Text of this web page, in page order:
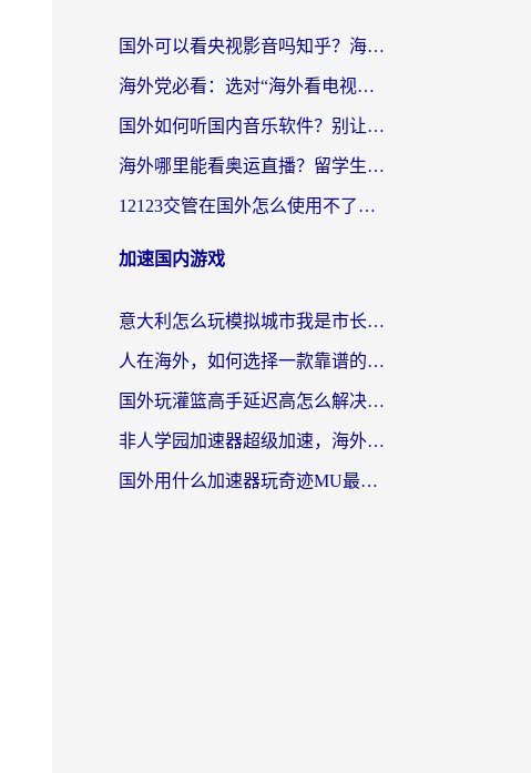
国外可以看央视影音吗知乎？海外党亲测有效的回国加速方案
海外党必看：选对“海外看电视剧软件”，再也不用愁国内剧刷不了
国外如何听国内音乐软件？别让地域限制，断了你的中文歌单
海外哪里能看奥运直播？留学生&海外华人必看的体育赛事观赛终极指南
12123交管在国外怎么使用不了？海外华人必看的无缝访问国内资源指南
加速国内游戏
意大利怎么玩模拟城市我是市长？海外党国服游戏加速终极攻略（附三国3量子特攻解决办法）
人在海外，如何选择一款靠谱的玩剑灵2加速器？
国外玩灌篮高手延迟高怎么解决？海外玩家国服游戏加速终极指南
非人学园加速器超级加速，海外玩家重返国服的通行证
国外用什么加速器玩奇迹MU最好？2026海外玩家国服游戏加速全攻略